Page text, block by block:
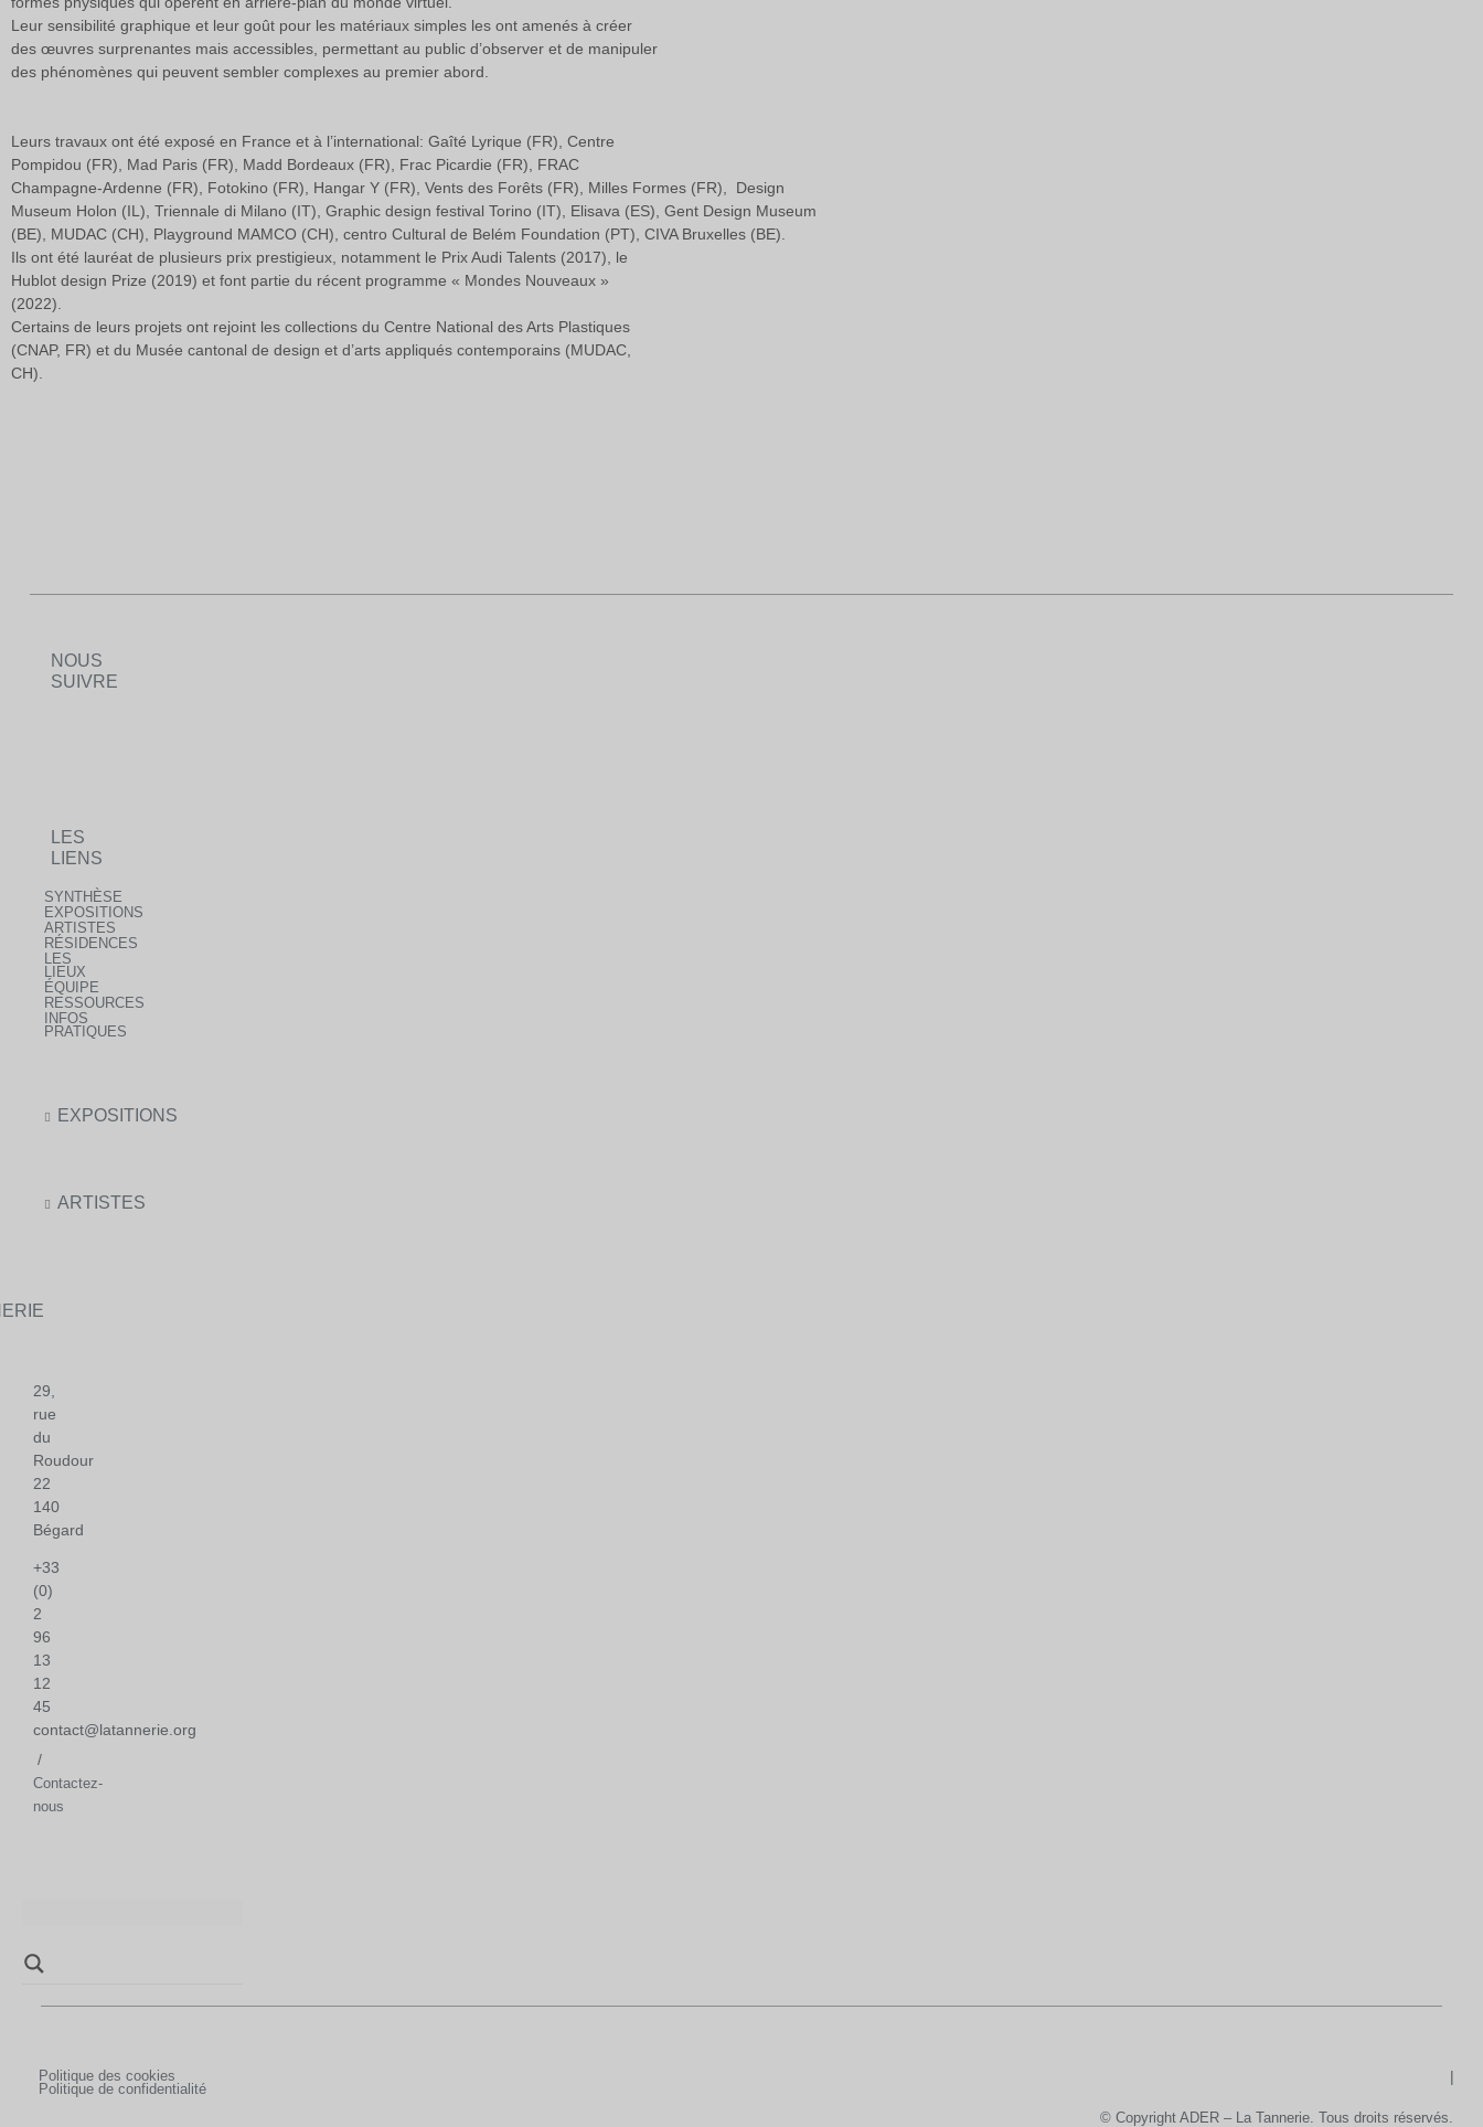
Leur sensibilité graphique et leur goût pour les matériaux simples les ont amenés à créer
des œuvres surprenantes mais accessibles, permettant au public d’observer et de manipuler
des phénomènes qui peuvent sembler complexes au premier abord.
Leurs travaux ont été exposé en France et à l’international: Gaîté Lyrique (FR), Centre
Pompidou (FR), Mad Paris (FR), Madd Bordeaux (FR), Frac Picardie (FR), FRAC
Champagne-Ardenne (FR), Fotokino (FR), Hangar Y (FR), Vents des Forêts (FR), Milles Formes (FR), Design
Museum Holon (IL), Triennale di Milano (IT), Graphic design festival Torino (IT), Elisava (ES), Gent Design Museum
(BE), MUDAC (CH), Playground MAMCO (CH), centro Cultural de Belém Foundation (PT), CIVA Bruxelles (BE).
Ils ont été lauréat de plusieurs prix prestigieux, notamment le Prix Audi Talents (2017), le
Hublot design Prize (2019) et font partie du récent programme « Mondes Nouveaux »
(2022).
Certains de leurs projets ont rejoint les collections du Centre National des Arts Plastiques
(CNAP, FR) et du Musée cantonal de design et d’arts appliqués contemporains (MUDAC,
CH).
NOUS
SUIVRE
LES
LIENS
SYNTHÈSE
EXPOSITIONS
ARTISTES
RÉSIDENCES
LES
LIEUX
ÉQUIPE
RESSOURCES
INFOS
PRATIQUES
EXPOSITIONS
ARTISTES
29,
rue
du
Roudour
22
140
Bégard
+33
(0)
2
96
13
12
45
contact@latannerie.org
/
Contactez-
nous
Politique des cookies
Politique de confidentialité
© Copyright ADER – La Tannerie. Tous droits réservés.